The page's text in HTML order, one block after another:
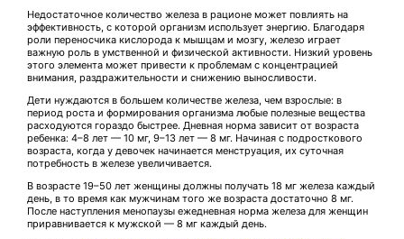
Недостаточное количество железа в рационе может повлиять на
эффективность, с которой организм использует энергию. Благодаря
роли переносчика кислорода к мышцам и мозгу, железо играет
важную роль в умственной и физической активности. Низкий уровень
этого элемента может привести к проблемам с концентрацией
внимания, раздражительности и снижению выносливости.
Дети нуждаются в большем количестве железа, чем взрослые: в
период роста и формирования организма любые полезные вещества
расходуются гораздо быстрее. Дневная норма зависит от возраста
ребенка: 4–8 лет — 10 мг, 9–13 лет — 8 мг. Начиная с подросткового
возраста, когда у девочек начинается менструация, их суточная
потребность в железе увеличивается.
В возрасте 19–50 лет женщины должны получать 18 мг железа каждый
день, в то время как мужчинам того же возраста достаточно 8 мг.
После наступления менопаузы ежедневная норма железа для женщин
приравнивается к мужской — 8 мг каждый день.